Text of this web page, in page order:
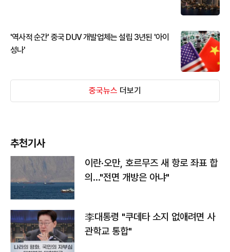
'역사적 순간' 중국 DUV 개발업체는 설립 3년된 '아이
성나'
중국뉴스 더보기
추천기사
이란·오만, 호르무즈 새 항로 좌표 합
의…"전면 개방은 아냐"
李대통령 "쿠데타 소지 없애려면 사
관학교 통합"